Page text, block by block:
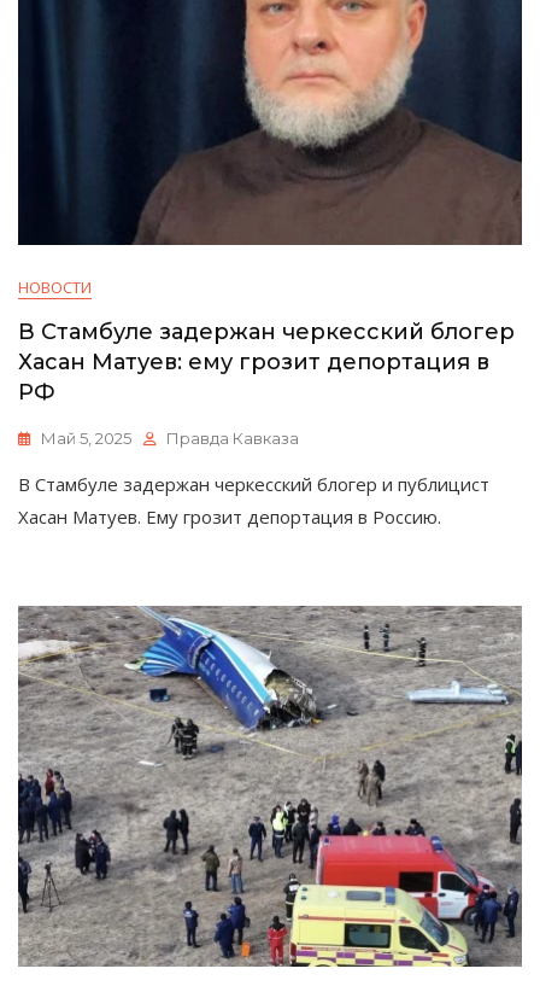
НОВОСТИ
В Стамбуле задержан черкесский блогер
Хасан Матуев: ему грозит депортация в
РФ
Май 5, 2025 Правда Кавказа
В Стамбуле задержан черкесский блогер и публицист
Хасан Матуев. Ему грозит депортация в Россию.